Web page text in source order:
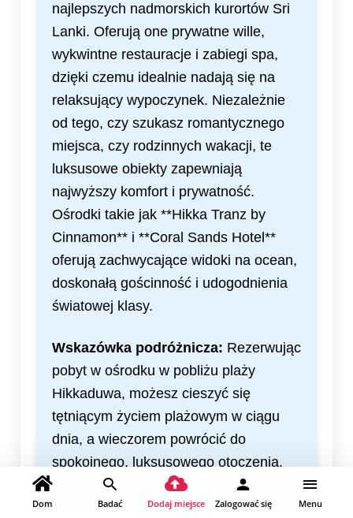
najlepszych nadmorskich kurortów Sri
Lanki. Oferują one prywatne wille,
wykwintne restauracje i zabiegi spa,
dzięki czemu idealnie nadają się na
relaksujący wypoczynek. Niezależnie
od tego, czy szukasz romantycznego
miejsca, czy rodzinnych wakacji, te
luksusowe obiekty zapewniają
najwyższy komfort i prywatność.
Ośrodki takie jak **Hikka Tranz by
Cinnamon** i **Coral Sands Hotel**
oferują zachwycające widoki na ocean,
doskonałą gościnność i udogodnienia
światowej klasy.
Wskazówka podróżnicza: Rezerwując
pobyt w ośrodku w pobliżu plaży
Hikkaduwa, możesz cieszyć się
tętniącym życiem plażowym w ciągu
dnia, a wieczorem powrócić do
spokojnego, luksusowego otoczenia.
Dom Badać Dodaj miejsce Zalogować się Menu